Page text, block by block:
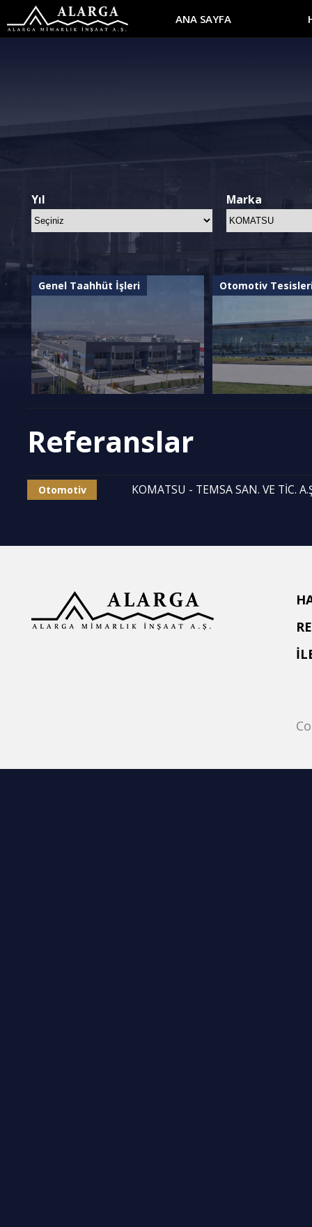
ANA SAYFA
Yıl Marka
Genel Taahhüt İşleri Otomotiv
Referanslar
Otomotiv KOMATSU - TEMSA SAN. VE TİC.